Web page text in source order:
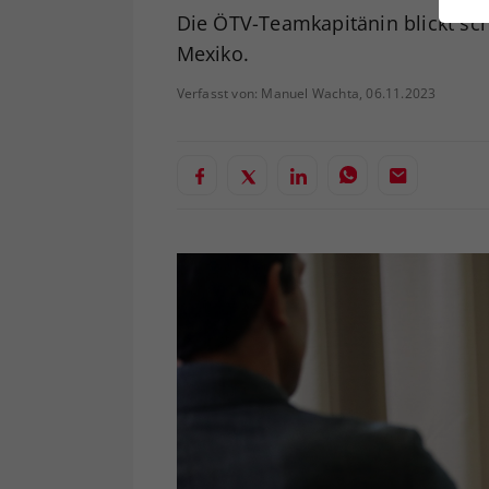
Die ÖTV-Teamkapitänin blickt
Mexiko.
Verfasst von: Manuel Wachta, 06.11.2023